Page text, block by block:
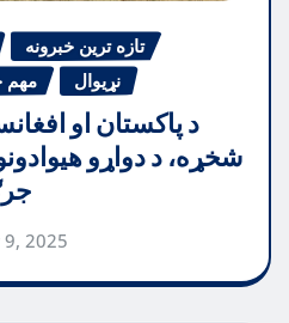
تازه ترین خبرونه
مهم نړیوال
د پاکستان او
شخړه، د دواړو
2025